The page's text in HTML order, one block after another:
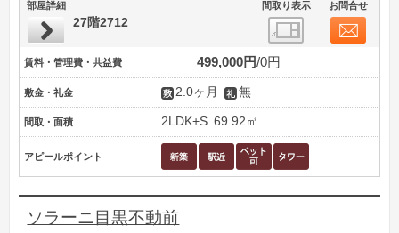
部屋詳細 間取り表示 お問合せ
27階2712
賃料・管理費・共益費 499,000円 0円
敷金・礼金 2.0ヶ月 無
間取・面積 2LDK+S 69.92㎡
アピールポイント
ソラーニ目黒不動前